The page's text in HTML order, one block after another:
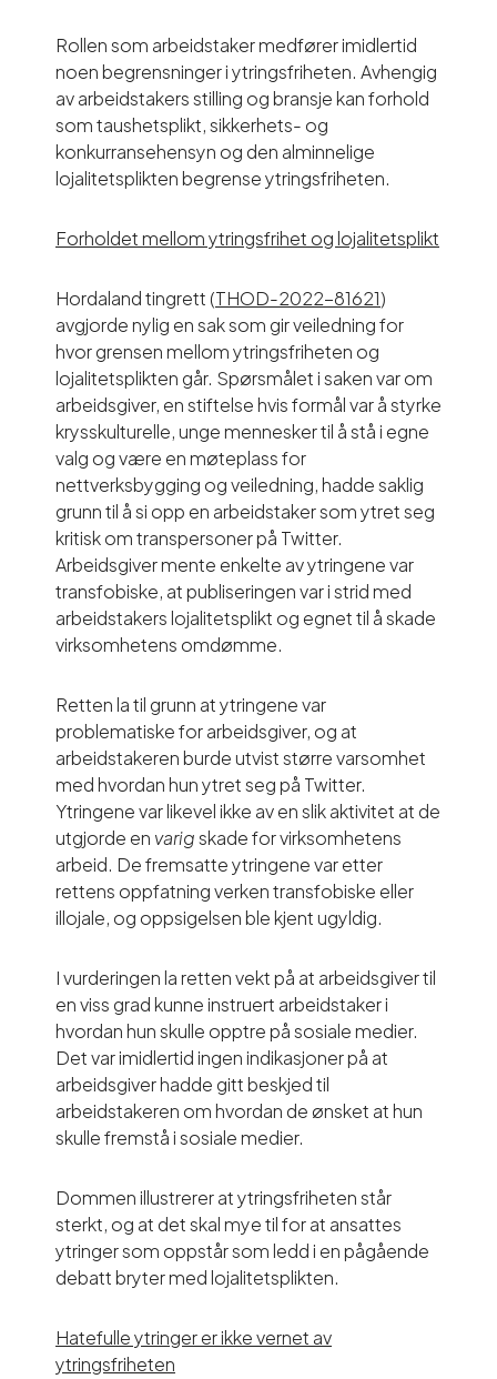
Rollen som arbeidstaker medfører imidlertid
noen begrensninger i ytringsfriheten. Avhengig
av arbeidstakers stilling og bransje kan forhold
som taushetsplikt, sikkerhets- og
konkurransehensyn og den alminnelige
lojalitetsplikten begrense ytringsfriheten.
Forholdet mellom ytringsfrihet og lojalitetsplikt
Hordaland tingrett (THOD-2022-81621)
avgjorde nylig en sak som gir veiledning for
hvor grensen mellom ytringsfriheten og
lojalitetsplikten går. Spørsmålet i saken var om
arbeidsgiver, en stiftelse hvis formål var å styrke
krysskulturelle, unge mennesker til å stå i egne
valg og være en møteplass for
nettverksbygging og veiledning, hadde saklig
grunn til å si opp en arbeidstaker som ytret seg
kritisk om transpersoner på Twitter.
Arbeidsgiver mente enkelte av ytringene var
transfobiske, at publiseringen var i strid med
arbeidstakers lojalitetsplikt og egnet til å skade
virksomhetens omdømme.
Retten la til grunn at ytringene var
problematiske for arbeidsgiver, og at
arbeidstakeren burde utvist større varsomhet
med hvordan hun ytret seg på Twitter.
Ytringene var likevel ikke av en slik aktivitet at de
utgjorde envarigskade for virksomhetens
arbeid. De fremsatte ytringene var etter
rettens oppfatning verken transfobiske eller
illojale, og oppsigelsen ble kjent ugyldig.
I vurderingen la retten vekt på at arbeidsgiver til
en viss grad kunne instruert arbeidstaker i
hvordan hun skulle opptre på sosiale medier.
Det var imidlertid ingen indikasjoner på at
arbeidsgiver hadde gitt beskjed til
arbeidstakeren om hvordan de ønsket at hun
skulle fremstå i sosiale medier.
Dommen illustrerer at ytringsfriheten står
sterkt, og at det skal mye til for at ansattes
ytringer som oppstår som ledd i en pågående
debatt bryter med lojalitetsplikten.
Hatefulle ytringer er ikke vernet av
ytringsfriheten